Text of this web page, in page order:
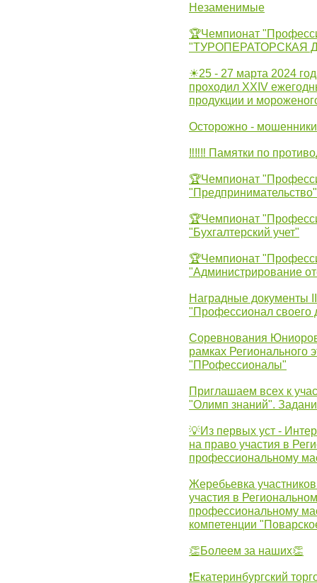
Незаменимые
🏆Чемпионат
"ТУРОПЕРАТОРСКАЯ
☀25 - 27 марта 2024
проходил XXIV
продукции и
Осторожно -
‼‼‼ Памятки по
🏆Чемпионат
"Предпринимательство"
🏆Чемпионат
"Бухгалтерский учет"
🏆Чемпионат
"Администрирование
Наградные документы
"Профессионал своего
Соревнования
рамках Регионального
"ПРофессионалы"
Приглашаем всех к
"Олимп знаний".
💡Из первых уст -
на право участия в
профессиональному
Жеребьевка
участия в
профессиональному
компетенции
👏Болеем за наших👏
❗Екатеринбургский